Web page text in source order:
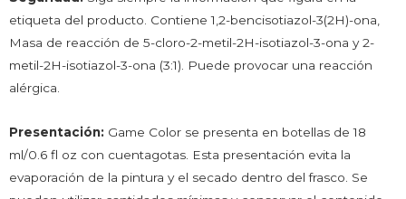
etiqueta del producto. Contiene 1,2-bencisotiazol-3(2H)-ona,
Masa de reacción de 5-cloro-2-metil-2H-isotiazol-3-ona y 2-
metil-2H-isotiazol-3-ona (3:1). Puede provocar una reacción
alérgica.
Presentación: Game Color se presenta en botellas de 18
ml/0.6 fl oz con cuentagotas. Esta presentación evita la
evaporación de la pintura y el secado dentro del frasco. Se